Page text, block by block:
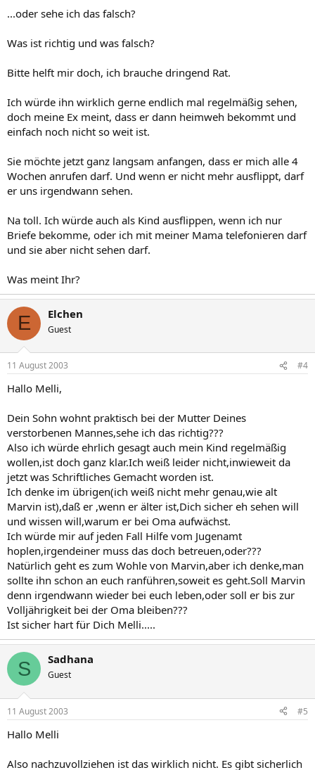
...oder sehe ich das falsch?
Was ist richtig und was falsch?
Bitte helft mir doch, ich brauche dringend Rat.
Ich würde ihn wirklich gerne endlich mal regelmäßig sehen,
doch meine Ex meint, dass er dann heimweh bekommt und
einfach noch nicht so weit ist.
Sie möchte jetzt ganz langsam anfangen, dass er mich alle 4
Wochen anrufen darf. Und wenn er nicht mehr ausflippt, darf
er uns irgendwann sehen.
Na toll. Ich würde auch als Kind ausflippen, wenn ich nur
Briefe bekomme, oder ich mit meiner Mama telefonieren darf
und sie aber nicht sehen darf.
Was meint Ihr?
E Elchen
Guest
11 August 2003 #4
Hallo Melli,
Dein Sohn wohnt praktisch bei der Mutter Deines
verstorbenen Mannes,sehe ich das richtig???
Also ich würde ehrlich gesagt auch mein Kind regelmäßig
wollen,ist doch ganz klar.Ich weiß leider nicht,inwieweit da
jetzt was Schriftliches Gemacht worden ist.
Ich denke im übrigen(ich weiß nicht mehr genau,wie alt
Marvin ist),daß er ,wenn er älter ist,Dich sicher eh sehen will
und wissen will,warum er bei Oma aufwächst.
Ich würde mir auf jeden Fall Hilfe vom Jugenamt
hoplen,irgendeiner muss das doch betreuen,oder???
Natürlich geht es zum Wohle von Marvin,aber ich denke,man
sollte ihn schon an euch ranführen,soweit es geht.Soll Marvin
denn irgendwann wieder bei euch leben,oder soll er bis zur
Volljährigkeit bei der Oma bleiben???
Ist sicher hart für Dich Melli.....
S Sadhana
Guest
11 August 2003 #5
Hallo Melli
Also nachzuvollziehen ist das wirklich nicht. Es gibt sicherlich